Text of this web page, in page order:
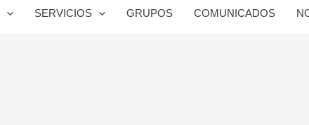
SERVICIOS GRUPOS COMUNICADOS